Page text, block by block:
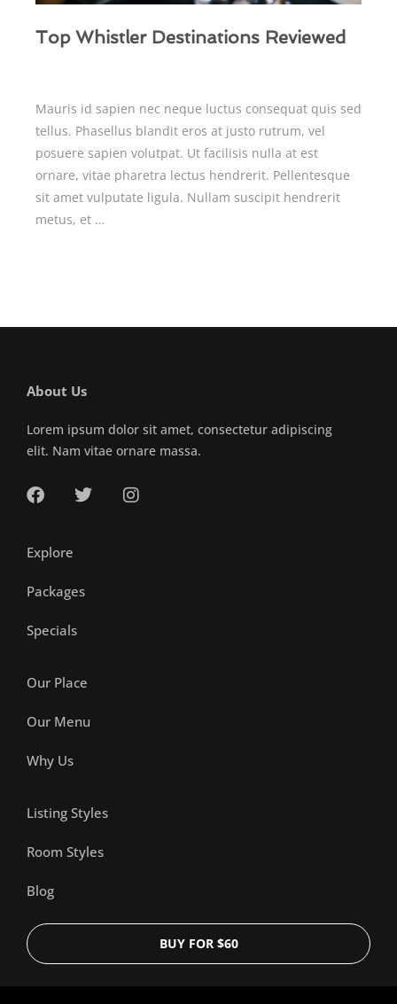
Top Whistler Destinations Reviewed
Mauris id sapien nec neque luctus consequat quis sed
tellus. Phasellus blandit eros at justo rutrum, vel
posuere sapien volutpat. Ut facilisis nulla at est
ornare, vitae pharetra lectus hendrerit. Pellentesque
sit amet vulputate ligula. Nullam suscipit hendrerit
metus, et …
About Us
Lorem ipsum dolor sit amet, consectetur adipiscing
elit. Nam vitae ornare massa.
Explore
Packages
Specials
Our Place
Our Menu
Why Us
Listing Styles
Room Styles
Blog
BUY FOR $60